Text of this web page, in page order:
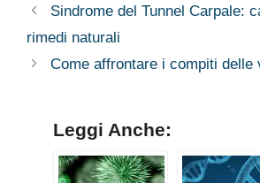
posteriore
Sindrome del Tunnel Carpale:
rimedi naturali
Come affrontare i compiti delle
Leggi Anche: